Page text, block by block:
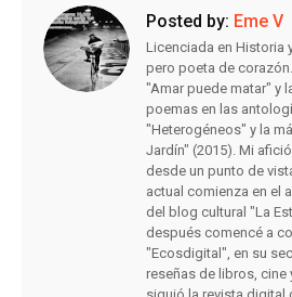
Posted by: Eme V
Licenciada en Historia
pero poeta de
"Amar puede matar" y
poemas en las
"Heterogéneos" y la
Jardín" (2015). Mi
desde un punto de
actual comienza en el
del blog cultural "La
después comencé a
"Ecosdigital", en su
reseñas de libros, cine